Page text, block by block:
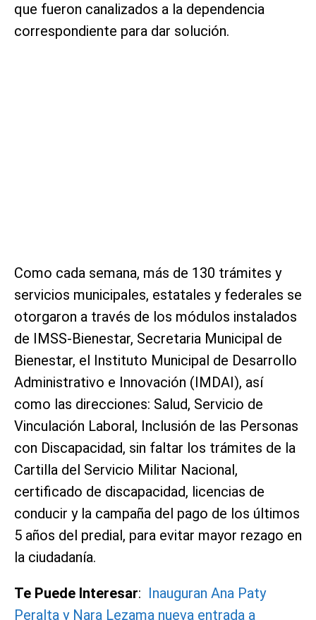
que fueron canalizados a la dependencia
correspondiente para dar solución.
Como cada semana, más de 130 trámites y
servicios municipales, estatales y federales se
otorgaron a través de los módulos instalados
de IMSS-Bienestar, Secretaria Municipal de
Bienestar, el Instituto Municipal de Desarrollo
Administrativo e Innovación (IMDAI), así
como las direcciones: Salud, Servicio de
Vinculación Laboral, Inclusión de las Personas
con Discapacidad, sin faltar los trámites de la
Cartilla del Servicio Militar Nacional,
certificado de discapacidad, licencias de
conducir y la campaña del pago de los últimos
5 años del predial, para evitar mayor rezago en
la ciudadanía.
Te Puede Interesar: Inauguran Ana Paty
Peralta y Nara Lezama nueva entrada a